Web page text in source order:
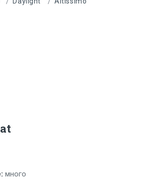
много